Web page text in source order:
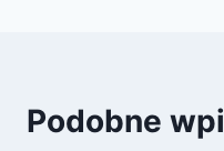
Podobne